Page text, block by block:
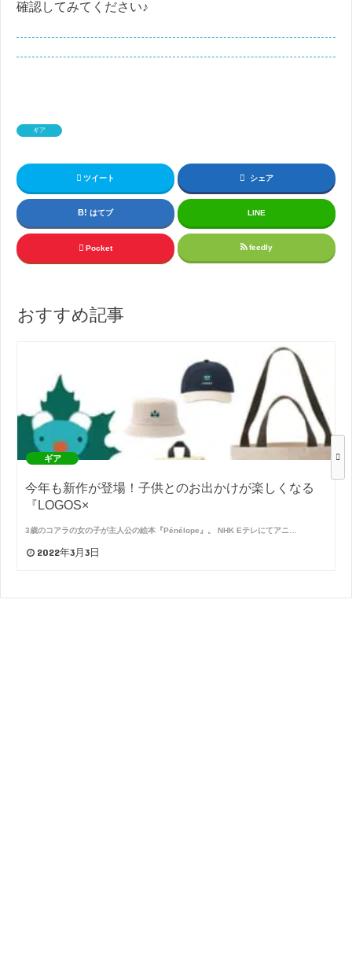
確認してみてください♪
ギア
ツイート シェア
はてブ LINE
Pocket feedly
おすすめ記事
ギア
今年も新作が登場！子供とのお出かけが楽しくなる
『LOGOS×
3歳のコアラの女の子が主人公の絵本『Pénélope』。 NHK Eテレにてアニ…
2022年3月3日